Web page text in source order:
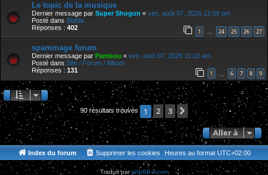
Le topic de la musique
Dernier message par Super Shogun « ven. août 07, 2026 12:09 pm
Posté dans Blabla
Réponses : 402 1 … 24 25 26 27
spammage forum
Dernier message par Pambou « ven. août 07, 2026 11:10 am
Posté dans Site / Forum / Album
Réponses : 131 1 6 7 8 9
90 résultats trouvés 1 2 3
Suivante
Aller à
Index du forum Heures au format UTC+02:00
Supprimer les cookies
Traduit parphpBB-fr.com